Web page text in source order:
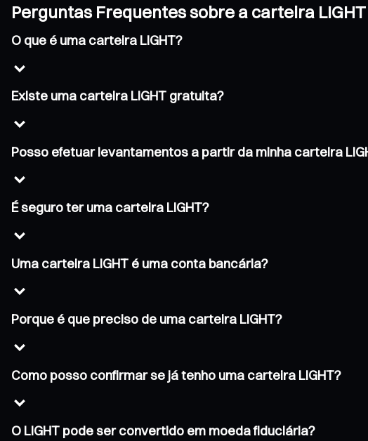
Perguntas Frequentes sobre a carteira LIGHT
O que é uma carteira LIGHT?
Existe uma carteira LIGHT gratuita?
Posso efetuar levantamentos a partir da minha carteira
É seguro ter uma carteira LIGHT?
Uma carteira LIGHT é uma conta bancária?
Porque é que preciso de uma carteira LIGHT?
Como posso confirmar se já tenho uma carteira LIGHT?
O LIGHT pode ser convertido em moeda fiduciária?